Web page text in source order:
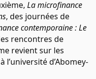
La microfinance
, des journées de
contemporaine : Le
rencontres de
revient sur les
d’Abomey-